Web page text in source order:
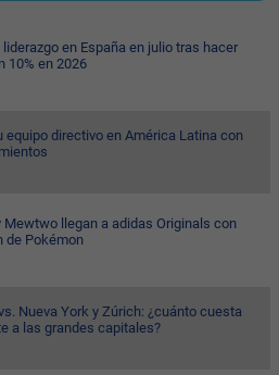
en España en julio tras hacer
10% en 2026
equipo directivo en América Latina con
Mewtwo llegan a adidas Originals con
de Pokémon
Nueva York y Zúrich: ¿cuánto cuesta
a las grandes capitales?